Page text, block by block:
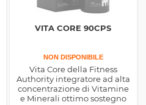
VITA CORE 90CPS
NON DISPONIBILE
Vita Core della Fitness
Authority integratore ad alta
concentrazione di Vitamine
e Minerali ottimo sostegno